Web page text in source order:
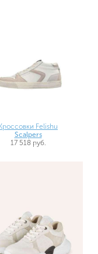
Кроссовки Felishu
Scalpers
17 518 руб.